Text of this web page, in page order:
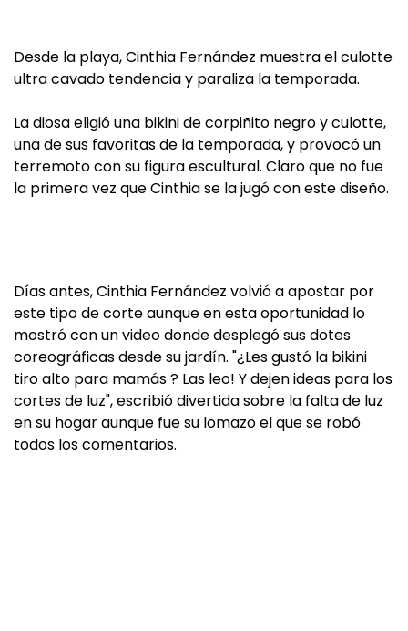
Desde la playa, Cinthia Fernández muestra el culotte
ultra cavado tendencia y paraliza la temporada.
La diosa eligió una bikini de corpiñito negro y culotte,
una de sus favoritas de la temporada, y provocó un
terremoto con su figura escultural. Claro que no fue
la primera vez que Cinthia se la jugó con este diseño.
Días antes, Cinthia Fernández volvió a apostar por
este tipo de corte aunque en esta oportunidad lo
mostró con un video donde desplegó sus dotes
coreográficas desde su jardín. "¿Les gustó la bikini
tiro alto para mamás ? Las leo! Y dejen ideas para los
cortes de luz", escribió divertida sobre la falta de luz
en su hogar aunque fue su lomazo el que se robó
todos los comentarios.